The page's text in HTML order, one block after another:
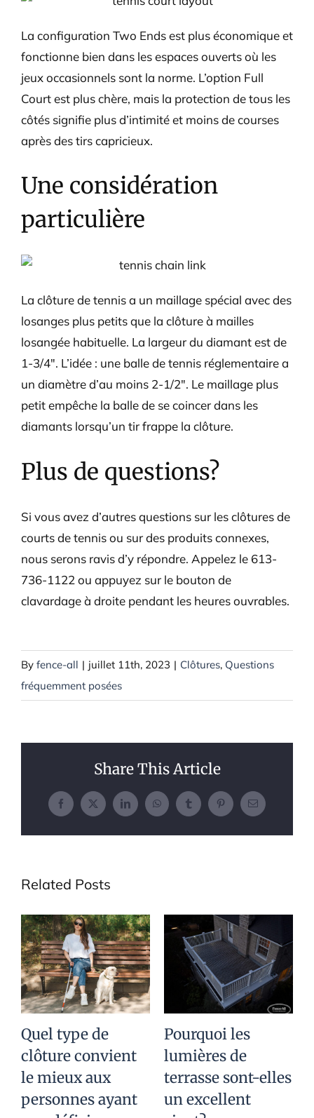
La configuration Two Ends est plus économique et
fonctionne bien dans les espaces ouverts où les
jeux occasionnels sont la norme. L’option Full
Court est plus chère, mais la protection de tous les
côtés signifie plus d’intimité et moins de courses
après des tirs capricieux.
Une considération
particulière
La clôture de tennis a un maillage spécial avec des
losanges plus petits que la clôture à mailles
losangée habituelle. La largeur du diamant est de
1-3/4″. L’idée : une balle de tennis réglementaire a
un diamètre d’au moins 2-1/2″. Le maillage plus
petit empêche la balle de se coincer dans les
diamants lorsqu’un tir frappe la clôture.
Plus de questions?
Si vous avez d’autres questions sur les clôtures de
courts de tennis ou sur des produits connexes,
nous serons ravis d’y répondre. Appelez le 613-
736-1122 ou appuyez sur le bouton de
clavardage à droite pendant les heures ouvrables.
By fence-all | juillet 11th, 2023 | Clôtures, Questions
fréquemment posées
Share This Article
Facebook
X LinkedInWhatsAppTumblr PinterestEmail
Related Posts
Quel type de
clôture convient
le mieux aux
personnes ayant
Pourquoi les
lumières de
terrasse sont-elles
un excellent